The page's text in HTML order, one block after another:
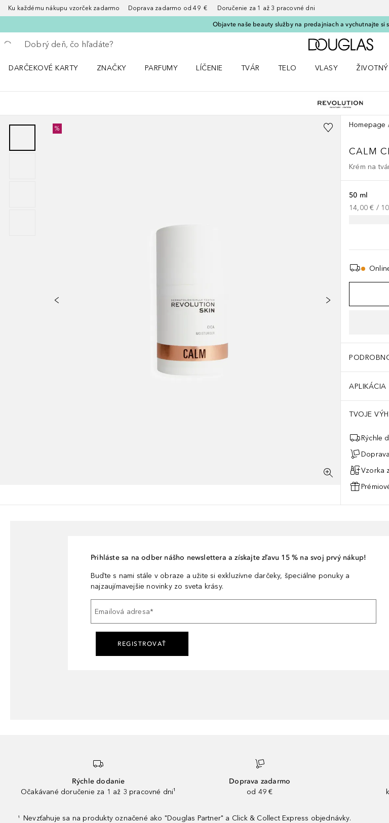
Ku každému nákupu vzorček zadarmo Doprava zadarmo od 49 € Doručenie za 1 až 3 pracovné dni
Objavte naše beauty služby na predajniach a vychutnajte si
Choď späť
Vykonajte vyhľadávanie
DARČEKOVÉ KARTY
ZNAČKY
PARFUMY
LÍČENIE
TVÁR
TELO
VLASY
% Homepage
CALM
Krém na
50 ml
14,00 € /
APLIKÁCIA
TVOJE
Rýchle
Vzorka
Prihláste sa na odber nášho newslettera a získajte zľavu 15 % na svoj prvý nákup!
Buďte s nami stále v obraze a užite si exkluzívne darčeky, špeciálne ponuky a
najzaujímavejšie novinky zo sveta krásy.
Emailová adresa*
REGISTROVAŤ
Rýchle dodanie
Očakávané doručenie za 1 až 3 pracovné dni¹
Doprava zadarmo
od 49 €
¹ Nevzťahuje sa na produkty označené ako "Douglas Partner" a Click & Collect Express objednávky.